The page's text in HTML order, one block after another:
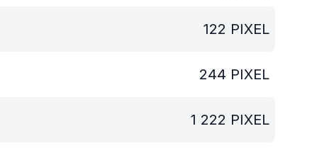
122 PIXEL
244 PIXEL
1 222 PIXEL